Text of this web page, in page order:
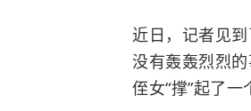
近日，记者见
没有轰轰烈烈
侄女“撑”起了一